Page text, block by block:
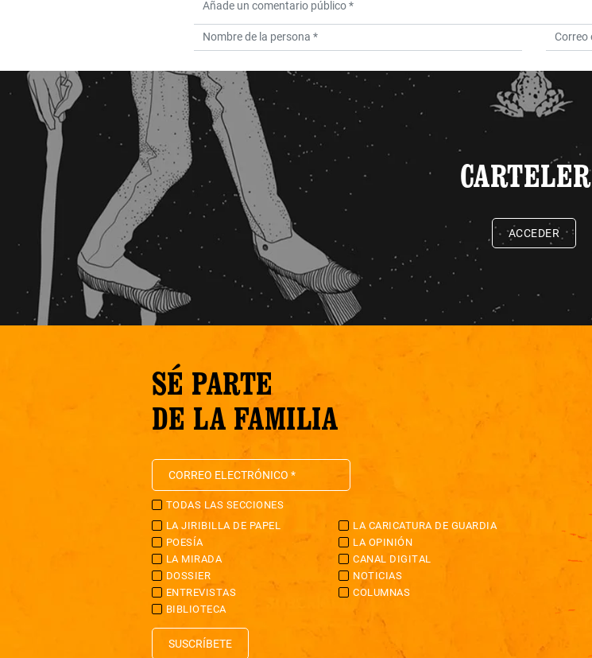
ACCEDER
SÉ PARTE
DE LA FAMILIA
TODAS LAS SECCIONES
LA JIRIBILLA DE PAPEL
LA CARICATURA DE GUARDIA
POESÍA
LA OPINIÓN
LA MIRADA
CANAL DIGITAL
DOSSIER
NOTICIAS
ENTREVISTAS
COLUMNAS
BIBLIOTECA
SUSCRÍBETE